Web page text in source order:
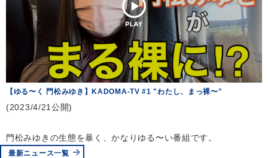
【ゆる〜く 門松みゆき】KADOMA-TV #1 "わたし、まっ裸〜"
(2023/4/21公開)
門松みゆきの生態を暴く、かなりゆる〜い番組です。
最新ニュース一覧